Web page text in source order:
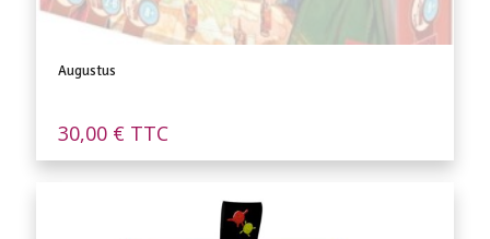
Augustus
30,00 € TTC